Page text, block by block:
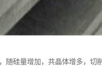
随硅量增加，共晶体增多，